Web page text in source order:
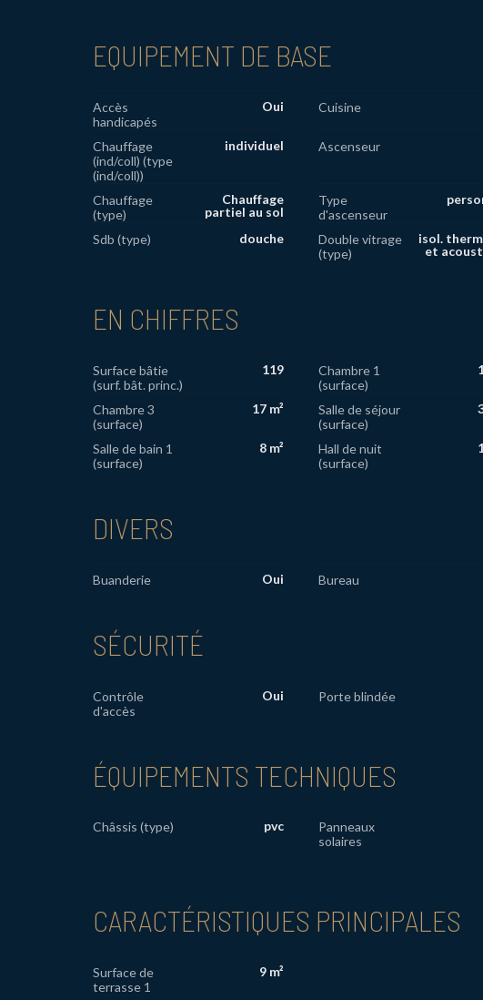
EQUIPEMENT DE BASE
Accès
handicapés
Oui Cuisine
Chauffage
(ind/coll) (type
(ind/coll))
individuel Ascenseur
Chauffage
(type)
Chauffage
partiel au sol
Type
d'ascenseur
Sdb (type)
douche
Double vitrage
(type)
isol.
et
EN CHIFFRES
Surface bâtie
(surf. bât. princ.)
119
Chambre 1
(surface)
Chambre 3
(surface)
17 m²
Salle de séjour
(surface)
Salle de bain 1
(surface)
8 m²
Hall de nuit
(surface)
DIVERS
Buanderie Oui Bureau
SÉCURITÉ
Contrôle
d'accès
Oui Porte blindée
ÉQUIPEMENTS TECHNIQUES
Châssis (type) pvc
Panneaux
solaires
CARACTÉRISTIQUES PRINCIPALES
Surface de
terrasse 1
9 m²